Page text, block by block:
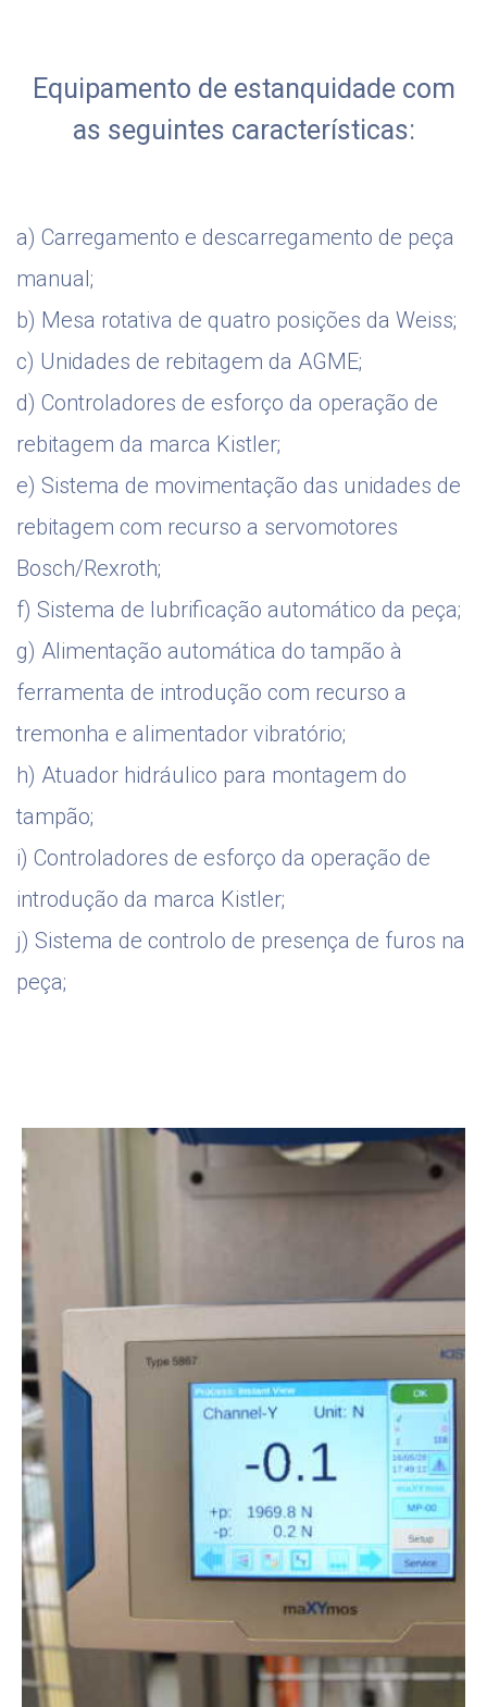
Equipamento de estanquidade com
as seguintes características:
a) Carregamento e descarregamento de peça
manual;
b) Mesa rotativa de quatro posições da Weiss;
c) Unidades de rebitagem da AGME;
d) Controladores de esforço da operação de
rebitagem da marca Kistler;
e) Sistema de movimentação das unidades de
rebitagem com recurso a servomotores
Bosch/Rexroth;
f) Sistema de lubrificação automático da peça;
g) Alimentação automática do tampão à
ferramenta de introdução com recurso a
tremonha e alimentador vibratório;
h) Atuador hidráulico para montagem do
tampão;
i) Controladores de esforço da operação de
introdução da marca Kistler;
j) Sistema de controlo de presença de furos na
peça;